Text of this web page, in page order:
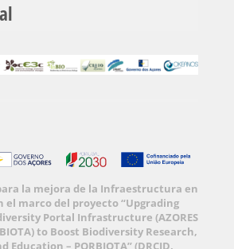
la mejora de la Infraestructura en
el marco del proyecto “Upgrading
Portal Infrastructure (AZORES
to Boost Biodiversity Research,
Education – PORBIOTA” (DRCID,